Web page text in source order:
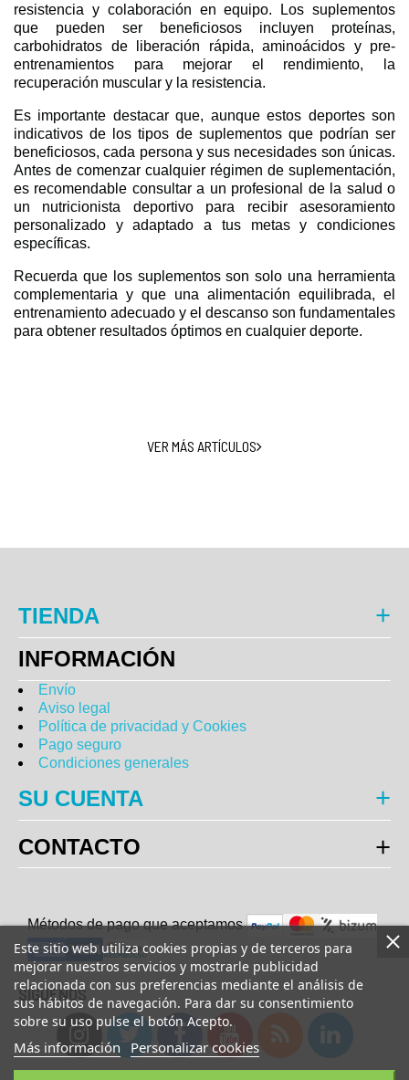
Este sitio web utiliza cookies propias y de terceros para
mejorar nuestros servicios y mostrarle publicidad
relacionada con sus preferencias mediante el análisis de
sus hábitos de navegación. Para dar su consentimiento
sobre su uso pulse el botón Acepto.
Más información Personalizar cookies
resistencia y colaboración en equipo. Los suplementos
que pueden ser beneficiosos incluyen proteínas,
carbohidratos de liberación rápida, aminoácidos y pre-
entrenamientos para mejorar el rendimiento, la
recuperación muscular y la resistencia.
Es importante destacar que, aunque estos deportes son
indicativos de los tipos de suplementos que podrían ser
beneficiosos, cada persona y sus necesidades son únicas.
Antes de comenzar cualquier régimen de suplementación,
es recomendable consultar a un profesional de la salud o
un nutricionista deportivo para recibir asesoramiento
personalizado y adaptado a tus metas y condiciones
específicas.
Recuerda que los suplementos son solo una herramienta
complementaria y que una alimentación equilibrada, el
entrenamiento adecuado y el descanso son fundamentales
para obtener resultados óptimos en cualquier deporte.
VER MÁS ARTÍCULOS
TIENDA
INFORMACIÓN
Envío
Aviso legal
Política de privacidad y Cookies
Pago seguro
Condiciones generales
SU CUENTA
CONTACTO
Métodos de pago que aceptamos
SÍGUENOS